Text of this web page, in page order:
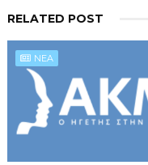
RELATED POST
NEA